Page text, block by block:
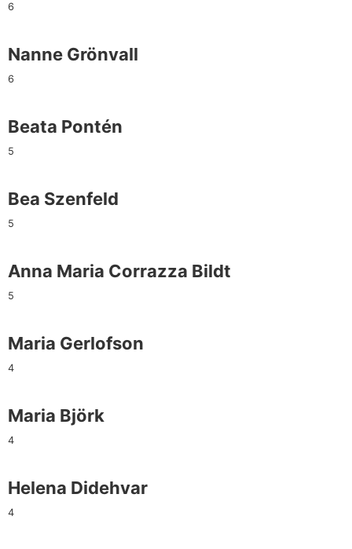
6
Nanne Grönvall
6
Beata Pontén
5
Bea Szenfeld
5
Anna Maria Corrazza Bildt
5
Maria Gerlofson
4
Maria Björk
4
Helena Didehvar
4